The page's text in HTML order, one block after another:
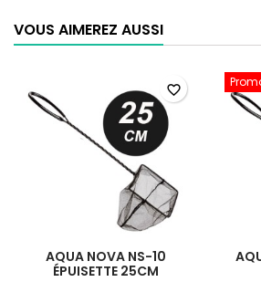
VOUS AIMEREZ AUSSI
AQUA NOVA NS-10
ÉPUISETTE 25CM
favorite_border